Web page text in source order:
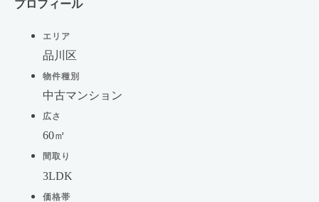
プロフィール
エリア
品川区
物件種別
中古マンション
広さ
60㎡
間取り
3LDK
価格帯